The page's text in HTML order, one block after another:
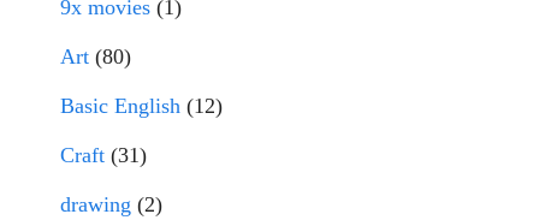
9x movies (1)
Art (80)
Basic English (12)
Craft (31)
drawing (2)